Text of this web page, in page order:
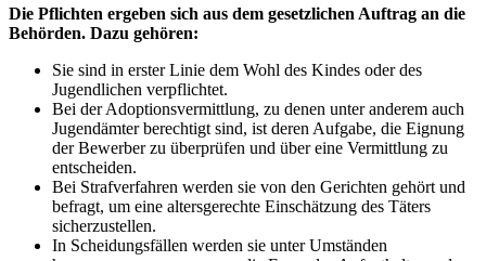
Die Pflichten ergeben sich aus dem gesetzlichen Auftrag an die
Behörden. Dazu gehören:
Sie sind in erster Linie dem Wohl des Kindes oder des
Jugendlichen verpflichtet.
Bei der Adoptionsvermittlung, zu denen unter anderem auch
Jugendämter berechtigt sind, ist deren Aufgabe, die Eignung
der Bewerber zu überprüfen und über eine Vermittlung zu
entscheiden.
Bei Strafverfahren werden sie von den Gerichten gehört und
befragt, um eine altersgerechte Einschätzung des Täters
sicherzustellen.
In Scheidungsfällen werden sie unter Umständen